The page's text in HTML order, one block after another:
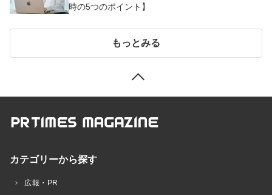
時の5つのポイント】
もっとみる
カテゴリーから探す
広報・PR